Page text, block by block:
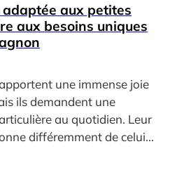
adaptée aux petites
aux besoins uniques
une immense joie
ils demandent une
au quotidien. Leur
différemment de celui...